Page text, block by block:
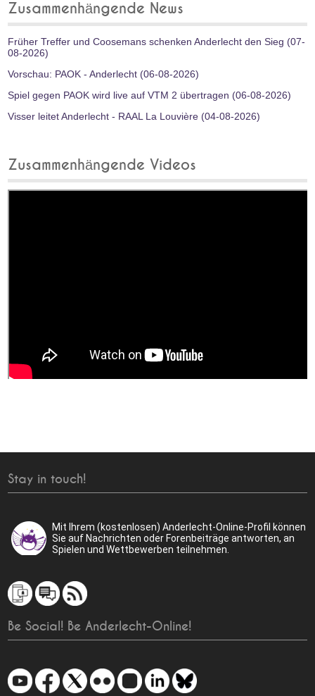
Zusammenhängende News
Früher Treffer und Coosemans schenken Anderlecht den Sieg (07-
08-2026)
Vorschau: PAOK - Anderlecht (06-08-2026)
Spiel gegen PAOK wird live auf VTM 2 übertragen (06-08-2026)
Visser leitet Anderlecht - RAAL La Louvière (04-08-2026)
Zusammenhängende Videos
Stay in touch!
Mit Ihrem (kostenlosen) Anderlecht-Online-Profil können
Sie auf Nachrichten oder Forenbeiträge antworten, an
Spielen und Wettbewerben teilnehmen.
Be Social! Be Anderlecht-Online!